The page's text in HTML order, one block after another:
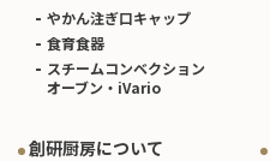
やかん注ぎ口キャップ
食育食器
スチームコンベクション
オーブン・iVario
創研厨房について